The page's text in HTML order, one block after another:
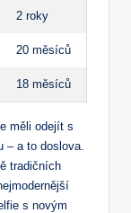
2 roky
20 měsíců
18 měsíců
měli odejít s
– a to doslova.
tradičních
s novým